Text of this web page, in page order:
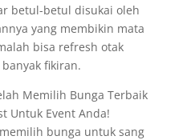
betul-betul disukai oleh
yang membikin mata
bisa refresh otak
fikiran.
Memilih Bunga Terbaik
Untuk Event Anda!
bunga untuk sang